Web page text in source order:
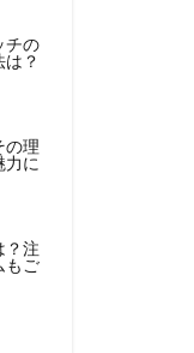
チの
？
の理
力に
？注
もご